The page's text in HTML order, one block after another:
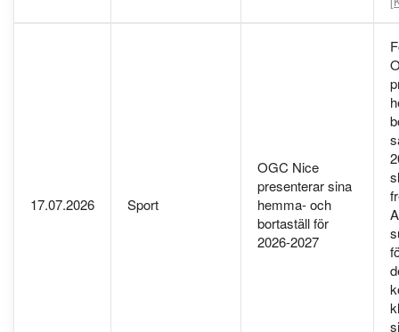
17.07.2026 Sport
OGC Nice
presenterar sina
hemma- och
bortaställ för
2026-2027